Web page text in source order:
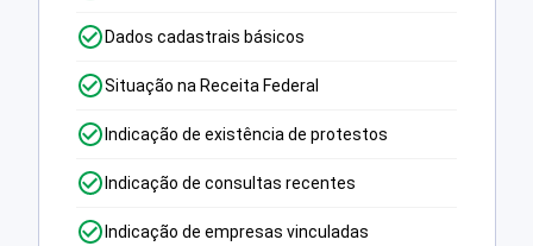
Dados cadastrais básicos
Situação na Receita Federal
Indicação de existência de protestos
Indicação de consultas recentes
Indicação de empresas vinculadas